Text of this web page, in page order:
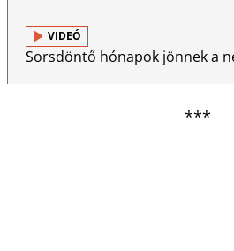
VIDEÓ
Sorsdöntő hónapok jönnek a
***